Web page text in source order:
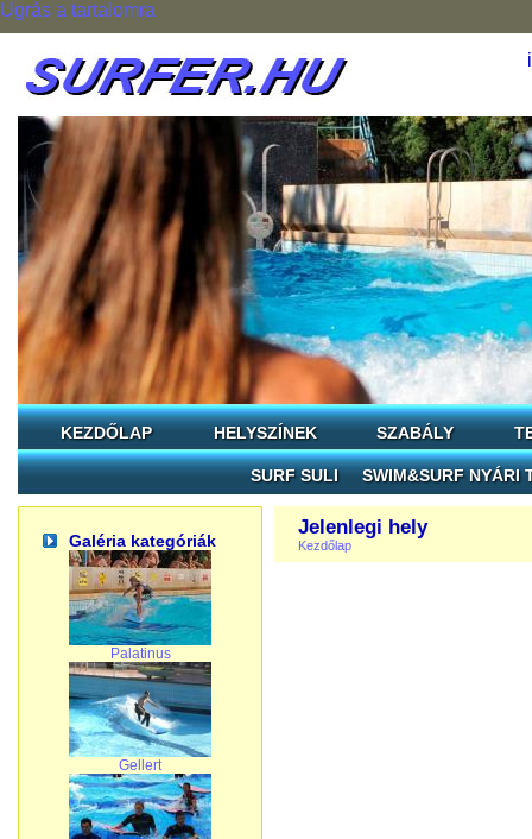
Ugrás a tartalomra
KEZDŐLAP HELYSZÍNEK SZABÁLY
SURF SULI SWIM&SURF NYÁRI
Galéria kategóriák
Palatinus
Gellert
Jelenlegi hely
Kezdőlap